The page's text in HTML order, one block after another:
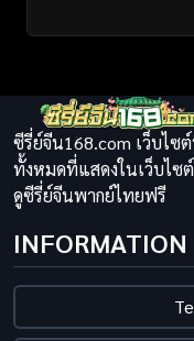
ซีรี่ย์จีน168.com เว็บไซ
ทั้งหมดที่แสดงในเว็บไซ
ดูซีรี่ย์จีนพากย์ไทยฟรี
INFORMATION